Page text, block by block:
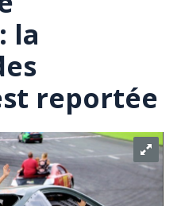
la
reportée